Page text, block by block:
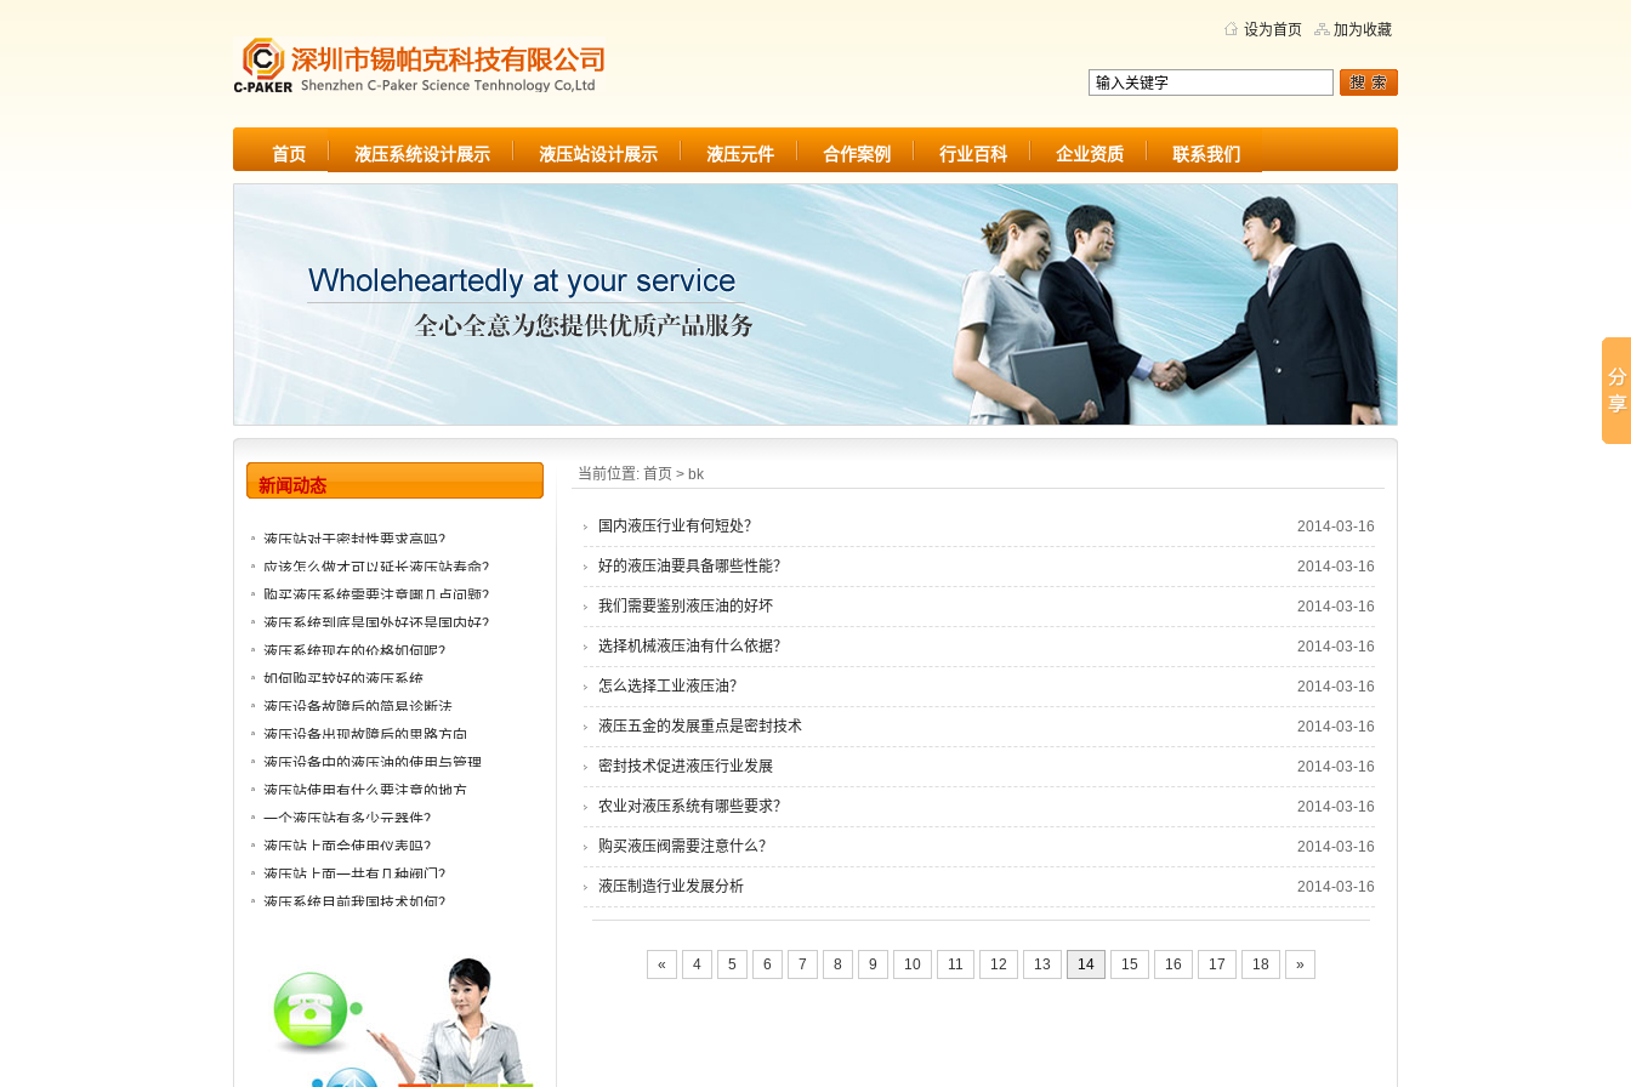
设为首页 加为收藏
首页 液压系统设计展示 液压站设计展示 液压元件 合作案例 行业百科 企业资质 联系我们
当前位置: 首页 > bk
国内液压行业有何短处？ 2014-03-16
好的液压油要具备哪些性能？ 2014-03-16
我们需要鉴别液压油的好坏 2014-03-16
选择机械液压油有什么依据？ 2014-03-16
怎么选择工业液压油？ 2014-03-16
液压五金的发展重点是密封技术 2014-03-16
密封技术促进液压行业发展 2014-03-16
农业对液压系统有哪些要求？ 2014-03-16
购买液压阀需要注意什么？ 2014-03-16
液压制造行业发展分析 2014-03-16
« 4 5 6 7 8 9 10 11 12 13 14 15 16 17 18 »
新闻动态
液压站对于密封性要求高吗？
应该怎么做才可以延长液压站寿命？
购买液压系统需要注意哪几点问题？
液压系统到底是国外好还是国内好？
液压系统现在的价格如何呢？
如何购买较好的液压系统
液压设备故障后的简易诊断法
液压设备出现故障后的思路方向
液压设备中的液压油的使用与管理
液压站使用有什么要注意的地方
一个液压站有多少元器件？
液压站上面会使用仪表吗？
液压站上面一共有几种阀门？
液压系统目前我国技术如何？